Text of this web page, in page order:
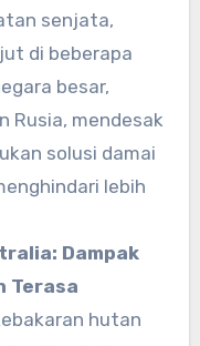
senjata,
di beberapa
besar,
Rusia, mendesak
solusi damai
lebih
Dampak
Terasa
hutan